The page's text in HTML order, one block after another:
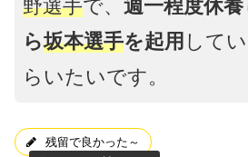
野選手で、 週一程度休
ら坂本選手を起用 して
らいたいです。
残留で良かった～